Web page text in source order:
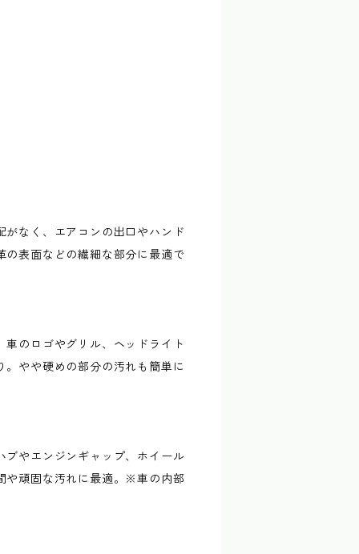
がなく、エアコンの出口やハンド
の表面などの繊細な部分に最適で
のロゴやグリル、ヘッドライト
やや硬めの部分の汚れも簡単に
ブやエンジンギャップ、ホイール
や頑固な汚れに最適。※車の内部